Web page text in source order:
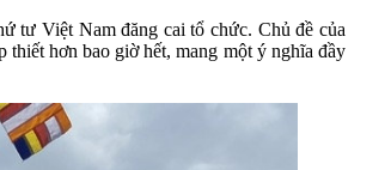
tư Việt Nam đăng cai tổ chức. Chủ đề của
hơn bao giờ hết, mang một ý nghĩa đầy